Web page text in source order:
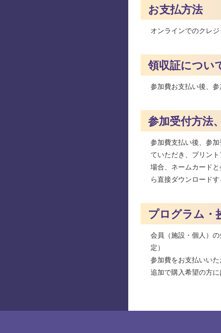
お支払方法
オンラインでのクレ
領収証につい
参加費お支払い後、
参加受付方法
参加費支払い後、参
ていただき、プリン
場合、ネームカード
ら直接ダウンロード
プログラム・
会員（施設・個人）
定）
参加費をお支払いい
追加で購入希望の方